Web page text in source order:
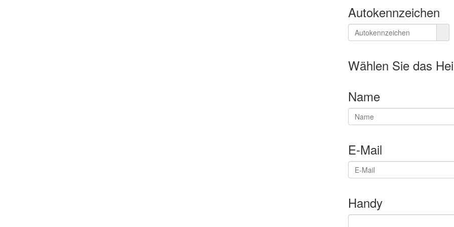
Autokennzeichen
Wählen Sie das
Name
E-Mail
Handy